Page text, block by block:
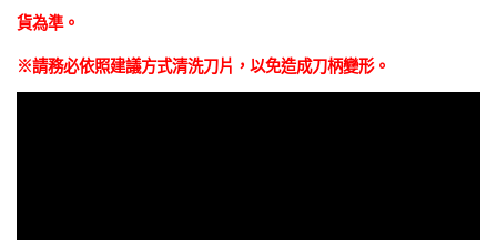
貨為準。
※請務必依照建議方式清洗刀片，以免造成刀柄變形。